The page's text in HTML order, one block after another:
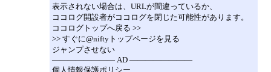
表示されない場合は、URLが間違っているか、
ココログ開設者がココログを閉じた可能性があります。
ココログトップへ戻る >>
>> すぐに@niftyトップページを見る
ジャンプさせない
―――――――― AD ――――――――
個人情報保護ポリシー